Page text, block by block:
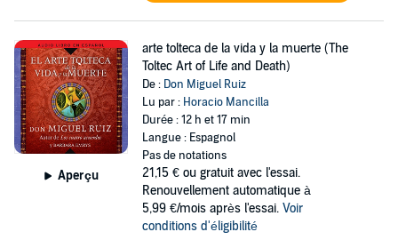
Aperçu
arte tolteca de la vida y la muerte (The
Toltec Art of Life and Death)
De : Don Miguel Ruiz
Lu par : Horacio Mancilla
Durée : 12 h et 17 min
Langue : Espagnol
Pas de notations
21,15 € ou gratuit avec l'essai.
Renouvellement automatique à
5,99 €/mois après l'essai. Voir
conditions d'éligibilité